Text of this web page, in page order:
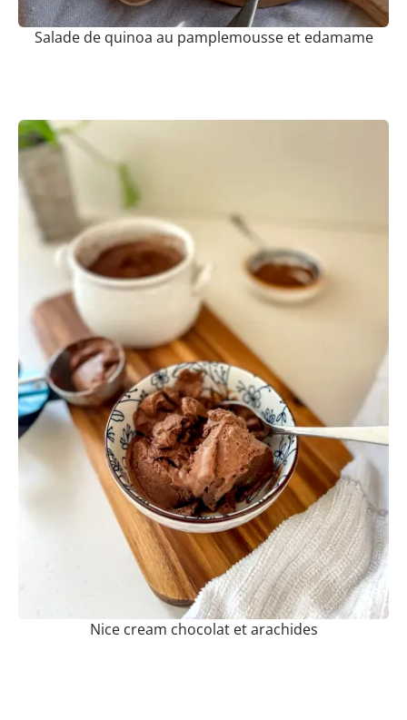
Salade de quinoa au pamplemousse et edamame
Nice cream chocolat et arachides